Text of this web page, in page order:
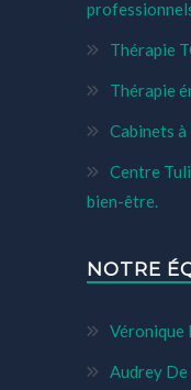
Thérapie
Thérapie
Cabinets
Centre
bien-être.
NOTRE
Véronique
Audrey